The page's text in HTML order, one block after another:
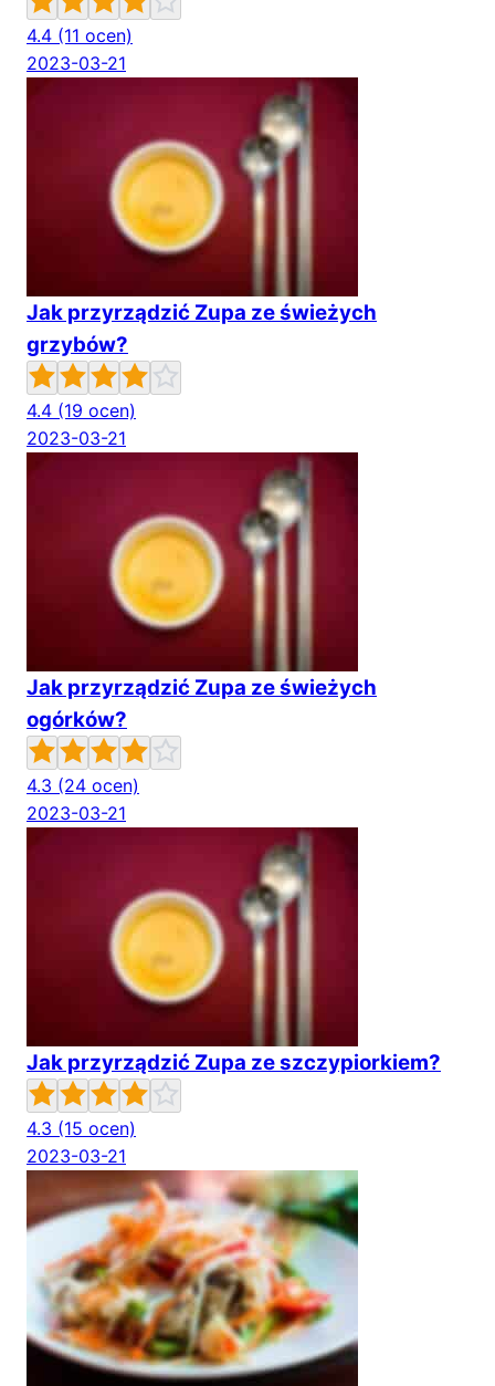
4.4 (11 ocen)
2023-03-21
Jak przyrządzić Zupa ze świeżych
grzybów?
4.4 (19 ocen)
2023-03-21
Jak przyrządzić Zupa ze świeżych
ogórków?
4.3 (24 ocen)
2023-03-21
Jak przyrządzić Zupa ze szczypiorkiem?
4.3 (15 ocen)
2023-03-21